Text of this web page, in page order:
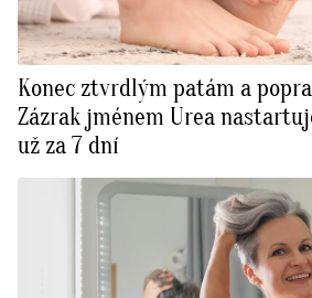
Konec ztvrdlým patám a
Zázrak jménem Urea
už za 7 dní